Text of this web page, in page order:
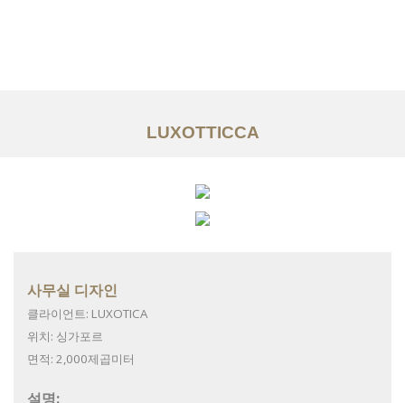
서비스
문의하기
LUXOTTICCA
사무실 디자인
클라이언트: LUXOTICA
위치: 싱가포르
면적: 2,000제곱미터
설명: